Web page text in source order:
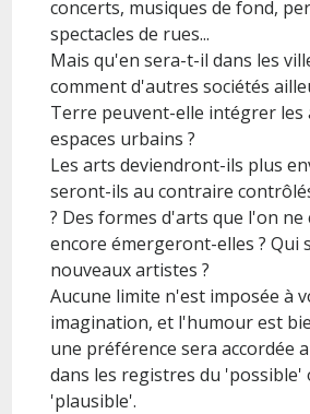
concerts, musiques de fond,
spectacles de rues...
Mais qu'en sera-t-il dans les
comment d'autres sociétés
Terre peuvent-elle intégrer les
espaces urbains ?
Les arts deviendront-ils plus
seront-ils au contraire
? Des formes d'arts que l'on ne
encore émergeront-elles ? Qui
nouveaux artistes ?
Aucune limite n'est imposée à
imagination, et l'humour est
une préférence sera accordée
dans les registres du 'possible'
'plausible'.